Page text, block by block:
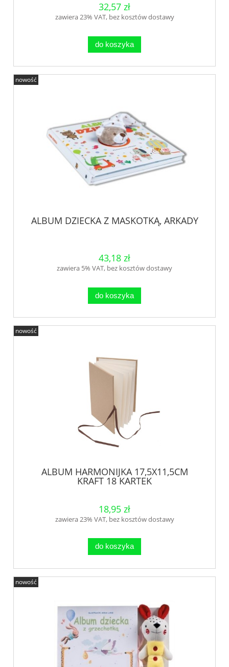
32,57 zł
zawiera 23% VAT, bez kosztów dostawy
do koszyka
ALBUM DZIECKA Z MASKOTKĄ, ARKADY
43,18 zł
zawiera 5% VAT, bez kosztów dostawy
do koszyka
nowość
ALBUM HARMONIJKA 17,5X11,5CM
KRAFT 18 KARTEK
18,95 zł
zawiera 23% VAT, bez kosztów dostawy
do koszyka
nowość
nowość